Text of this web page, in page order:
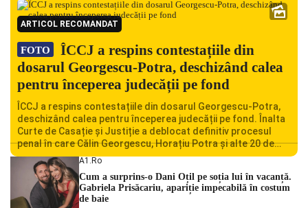
ARTICOL RECOMANDAT
FOTO
ÎCCJ a respins contestațiile din
dosarul Georgescu-Potra, deschizând calea
pentru începerea judecății pe fond
ÎCCJ a respins contestațiile din dosarul Georgescu-Potra,
deschizând calea pentru începerea judecății pe fond. Înalta
Curte de Casație și Justiție a deblocat definitiv procesul
penal în care Călin Georgescu, Horațiu Potra și alte 20 de
persoane sunt acuzați de acțiuni îndreptate împotriva
ordinii constituționale. În ședința din camera preliminară,
judecătorii de la instanța supremă au […]
A1.ro
Cum a surprins-o Dani Oțil pe soția lui în vacanță.
Gabriela Prisăcariu, apariție impecabilă în costum
de baie